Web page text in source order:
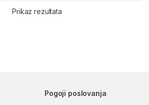
Prikaz rezultata
Pogoji poslovanja